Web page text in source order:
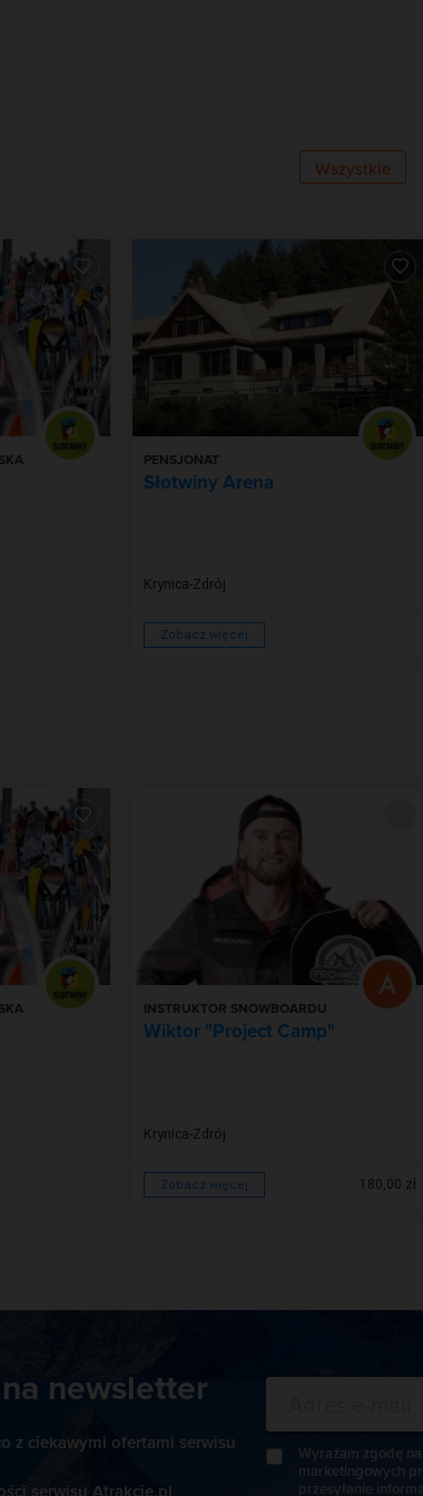
Wszystkie
PENSJONAT
Słotwiny Arena
Krynica-Zdrój
Zobacz więcej
INSTRUKTOR SNOWBOARDU
Wiktor "Project Camp"
Krynica-Zdrój
Zobacz więcej 180,00 zł
newsletter
z ciekawymi ofertami serwisu
serwisu Atrakcje.pl
Wyrażam zgodę
marketingowych
przesyłanie